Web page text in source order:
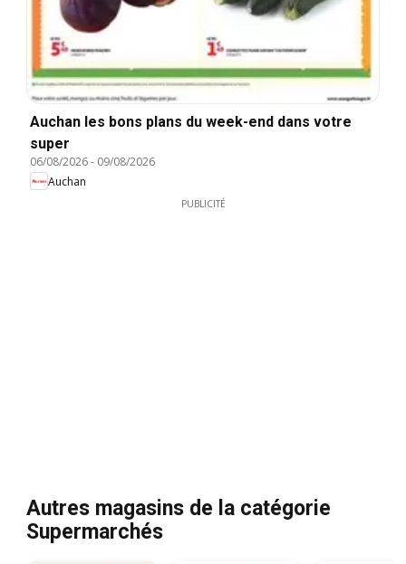
Auchan les bons plans du week-end dans votre
super
06/08/2026- 09/08/2026
Auchan
PUBLICITÉ
Autres magasins de la catégorie
Supermarchés